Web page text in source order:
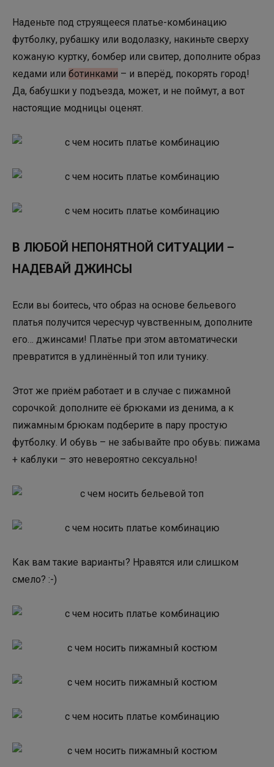
Наденьте под струящееся платье-комбинацию
футболку, рубашку или водолазку, накиньте сверху
кожаную куртку, бомбер или свитер, дополните образ
кедами или ботинками – и вперёд, покорять город!
Да, бабушки у подъезда, может, и не поймут, а вот
настоящие модницы оценят.
В ЛЮБОЙ НЕПОНЯТНОЙ СИТУАЦИИ –
НАДЕВАЙ ДЖИНСЫ
Если вы боитесь, что образ на основе бельевого
платья получится чересчур чувственным, дополните
его… джинсами! Платье при этом автоматически
превратится в удлинённый топ или тунику.
Этот же приём работает и в случае с пижамной
сорочкой: дополните её брюками из денима, а к
пижамным брюкам подберите в пару простую
футболку. И обувь – не забывайте про обувь: пижама
+ каблуки – это невероятно сексуально!
Как вам такие варианты? Нравятся или слишком
смело? :-)